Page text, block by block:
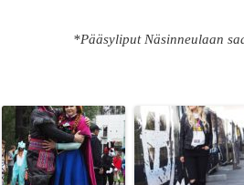
*Pääsyliput Näsinneulaan